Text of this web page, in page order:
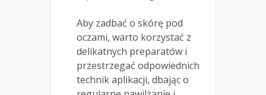
Aby zadbać o skórę pod
oczami, warto korzystać z
delikatnych preparatów i
przestrzegać odpowiednich
technik aplikacji, dbając o